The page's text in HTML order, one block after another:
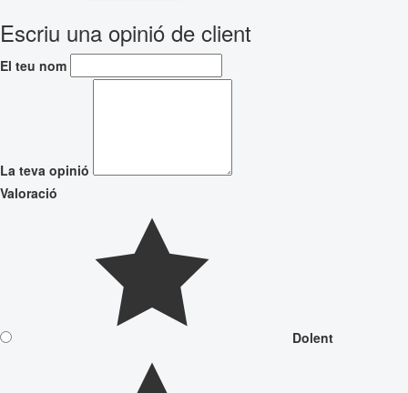
Escriu una opinió de client
El teu nom
La teva opinió
Valoració
Dolent